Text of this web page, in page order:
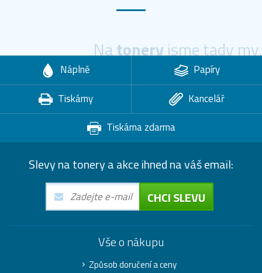
Natoneryjsme tady my.
Náplně
Papíry
Tiskárny
Kancelář
Tiskárna zdarma
Slevy na tonery a akce ihned na váš email:
CHCI SLEVU
Vše o nákupu
Způsob doručení a ceny